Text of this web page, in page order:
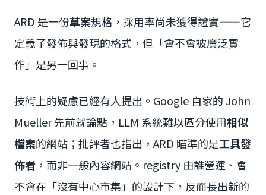
ARD 是一份草案規格，採用率尚未獲得證實——它
定義了發佈與發現的格式，但「會不會被廣泛實
作」是另一回事。
技術上的疑慮已經有人提出。Google 自家的 John
Mueller 先前就論點，LLM 系統難以區分使用相似
檔案的網站；批評者也指出，ARD 瞄準的是工具發
佈者 ，而非一般內容網站。registry 由誰營運、會
不會在「沒有中心市集」的設計下，反而長出新的